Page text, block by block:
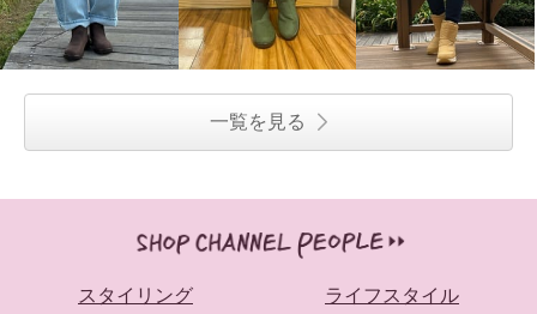
一覧を見る
スタイリング ライフスタイル